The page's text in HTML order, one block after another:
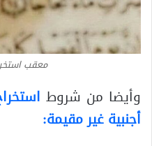
معقب
وأيضا من شروط
أجنبية غير مقيمة: